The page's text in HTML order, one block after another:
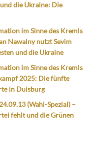
die Ukraine: Die
im Sinne des Kremls
Nawalny nutzt Sevim
und die Ukraine
im Sinne des Kremls
2025: Die fünfte
in Duisburg
(Wahl-Spezial) –
fehlt und die Grünen